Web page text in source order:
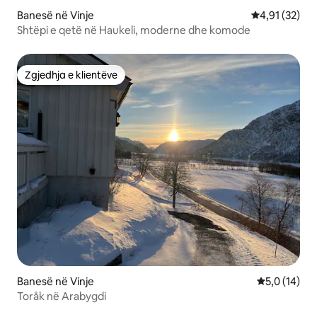
Banesë në Vinje Vlerësimi
4,91 (32)
Shtëpi e qetë në Haukeli, moderne dhe komode
Zgjedhja e klientëve
Zgjedhja e klientëve
Banesë në Vinje Vlerësimi
5,0 (14)
Toråk në Arabygdi